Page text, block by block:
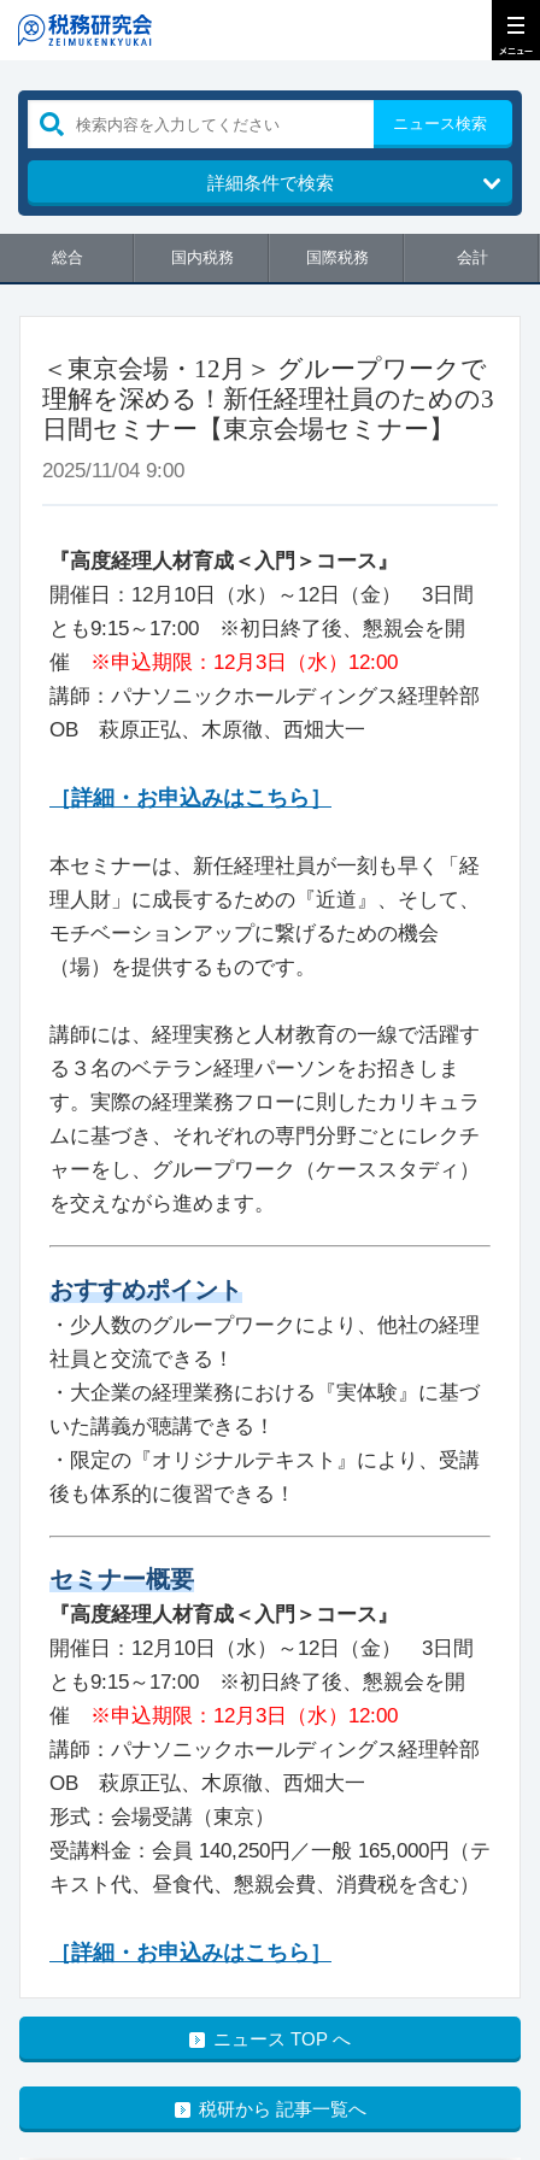
ニュース検索
詳細条件で検索
総合 国内税務 国際税務 会計
＜東京会場・12月＞ グループワークで
理解を深める！新任経理社員のための3
日間セミナー【東京会場セミナー】
2025/11/04 9:00
『高度経理人材育成＜入門＞コース』
開催日：12月10日（水）～12日（金） 3日間
とも9:15～17:00 ※初日終了後、懇親会を開
催
※申込期限：12月3日（水）12:00
講師：パナソニックホールディングス経理幹部
OB 萩原正弘、木原徹、西畑大一
［詳細・お申込みはこちら］
本セミナーは、新任経理社員が一刻も早く「経
理人財」に成長するための『近道』、そして、
モチベーションアップに繋げるための機会
（場）を提供するものです。
講師には、経理実務と人材教育の一線で活躍す
る３名のベテラン経理パーソンをお招きしま
す。実際の経理業務フローに則したカリキュラ
ムに基づき、それぞれの専門分野ごとにレクチ
ャーをし、グループワーク（ケーススタディ）
を交えながら進めます。
おすすめポイント
・少人数のグループワークにより、他社の経理
社員と交流できる！
・大企業の経理業務における『実体験』に基づ
いた講義が聴講できる！
・限定の『オリジナルテキスト』により、受講
後も体系的に復習できる！
セミナー概要
『高度経理人材育成＜入門＞コース』
開催日：12月10日（水）～12日（金） 3日間
とも9:15～17:00 ※初日終了後、懇親会を開
催
※申込期限：12月3日（水）12:00
講師：パナソニックホールディングス経理幹部
OB 萩原正弘、木原徹、西畑大一
形式：会場受講（東京）
受講料金：会員 140,250円／一般 165,000円（テ
キスト代、昼食代、懇親会費、消費税を含む）
［詳細・お申込みはこちら］
ニュース TOP へ
税研から 記事一覧へ